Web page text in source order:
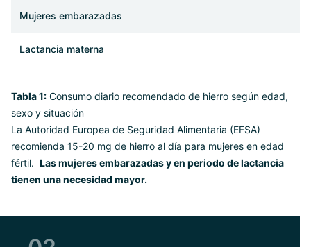
Mujeres embarazadas
Lactancia materna
Tabla 1: Consumo diario recomendado de hierro según edad,
sexo y situación
La Autoridad Europea de Seguridad Alimentaria (EFSA)
recomienda 15-20 mg de hierro al día para mujeres en edad
fértil. Las mujeres embarazadas y en periodo de lactancia
tienen una necesidad mayor.